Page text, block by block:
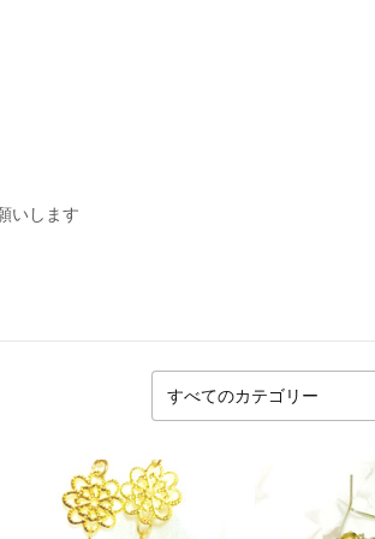
いします